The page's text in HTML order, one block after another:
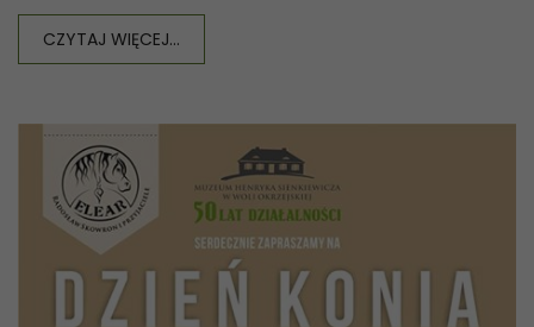
CZYTAJ WIĘCEJ...